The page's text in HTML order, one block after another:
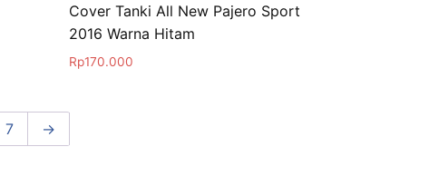
Cover Tanki All New Pajero Sport
2016 Warna Hitam
Rp170.000
7 →